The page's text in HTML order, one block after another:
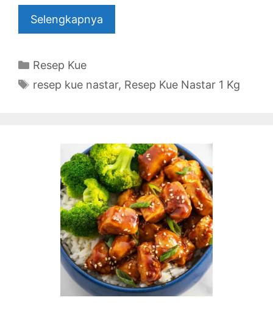
Selengkapnya
Categories
Resep Kue
Tags
resep kue nastar, Resep Kue Nastar 1 Kg